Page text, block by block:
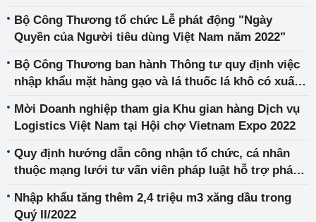
Bộ Công Thương tổ chức Lễ phát động "Ngày
Quyền của Người tiêu dùng Việt Nam năm 2022"
Bộ Công Thương ban hành Thông tư quy định việc
nhập khẩu mặt hàng gạo và lá thuốc lá khô có xuất
quan năm 2021 và năm 2022
Mời Doanh nghiệp tham gia Khu gian hàng Dịch vụ
Logistics Việt Nam tại Hội chợ Vietnam Expo 2022
Quy định hướng dẫn công nhận tổ chức, cá nhân
thuộc mạng lưới tư vấn viên pháp luật hỗ trợ pháp
Thương
Nhập khẩu tăng thêm 2,4 triệu m3 xăng dầu trong
Quý II/2022